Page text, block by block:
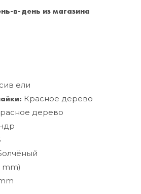
в-день из магазина
ели
Красное дерево
дерево
mm)